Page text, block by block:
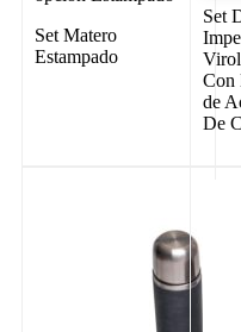
Set Matero
Estampado
Set
Con
de
De